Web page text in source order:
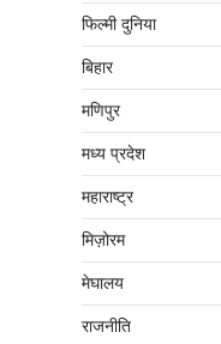
फिल्मी दुनिया
बिहार
मणिपुर
मध्‍य प्रदेश
महाराष्‍ट्र
मिज़ोरम
मेघालय
राजनीति